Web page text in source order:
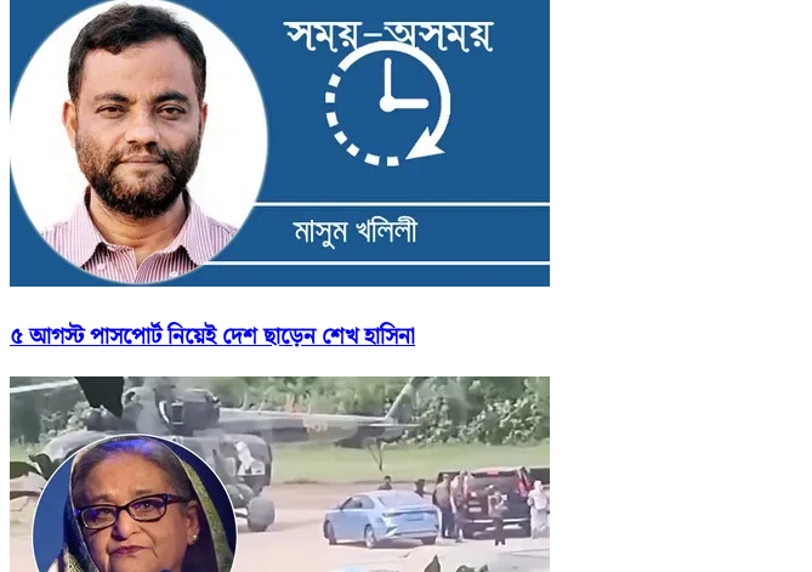
৫ আগস্ট পাসপোর্ট নিয়েই দেশ ছাড়েন শেখ হাসিনা